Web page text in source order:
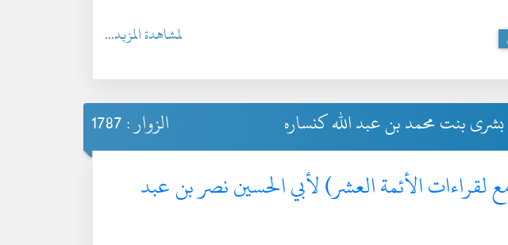
لمشاهدة المزيد...
بشرى بنت محمد بن عبد الله كنساره الزوار : 1787
لقراءات الأئمة العشر) لأبي الحسين نصر بن عبد